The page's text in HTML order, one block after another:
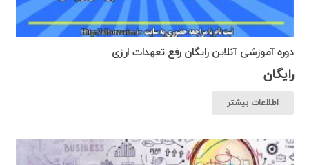
دوره آموزشی آنلاین رایگان رفع تعهدات ارزی
رایگان
اطلاعات بیشتر